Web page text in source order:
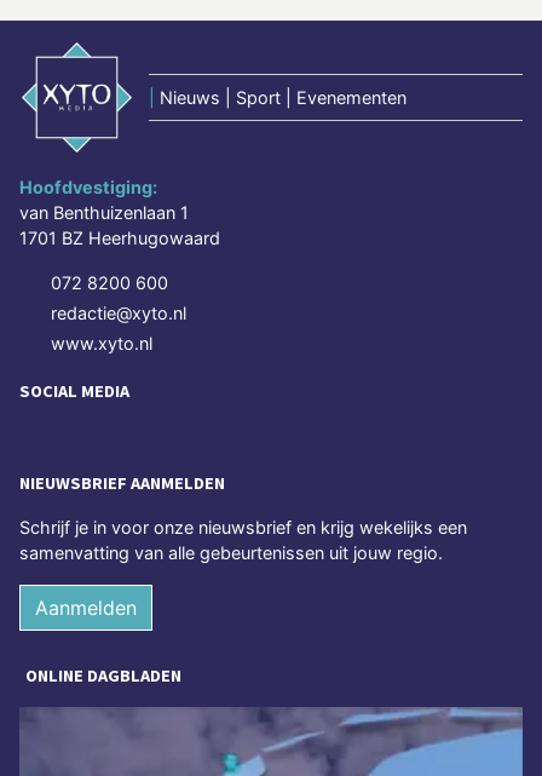
Nieuws | Sport | Evenementen
Hoofdvestiging:
van Benthuizenlaan 1
1701 BZ Heerhugowaard
072 8200 600
redactie@xyto.nl
www.xyto.nl
SOCIAL MEDIA
NIEUWSBRIEF AANMELDEN
Schrijf je in voor onze nieuwsbrief en krijg wekelijks een
samenvatting van alle gebeurtenissen uit jouw regio.
Aanmelden
ONLINE DAGBLADEN